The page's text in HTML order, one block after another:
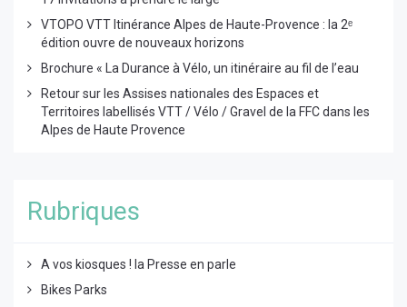
VTOPO VTT Itinérance Alpes de Haute-Provence : la 2ᵉ
édition ouvre de nouveaux horizons
Brochure « La Durance à Vélo, un itinéraire au fil de l’eau
Retour sur les Assises nationales des Espaces et
Territoires labellisés VTT / Vélo / Gravel de la FFC dans les
Alpes de Haute Provence
Rubriques
A vos kiosques ! la Presse en parle
Bikes Parks